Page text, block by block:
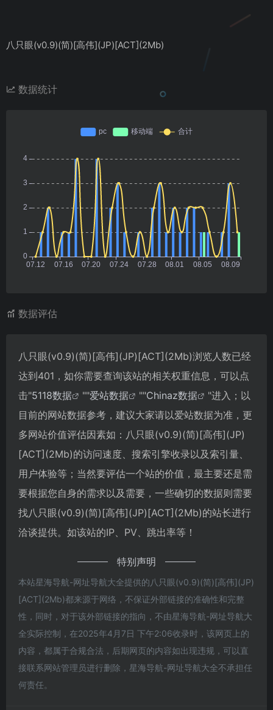
八只眼(v0.9)(简)[高伟](JP)[ACT](2Mb)
数据统计
数据评估
八只眼(v0.9)(简)[高伟](JP)[ACT](2Mb)浏览人数已经
达到401，如你需要查询该站的相关权重信息，可以点
击"5118数据 ""爱站数据 ""Chinaz数据
"进入；以
目前的网站数据参考，建议大家请以爱站数据为准，更
多网站价值评估因素如：八只眼(v0.9)(简)[高伟](JP)
[ACT](2Mb)的访问速度、搜索引擎收录以及索引量、
用户体验等；当然要评估一个站的价值，最主要还是需
要根据您自身的需求以及需要，一些确切的数据则需要
找八只眼(v0.9)(简)[高伟](JP)[ACT](2Mb)的站长进行
洽谈提供。如该站的IP、PV、跳出率等！
特别声明
本站星海导航-网址导航大全提供的八只眼(v0.9)(简)[高伟](JP)
[ACT](2Mb)都来源于网络，不保证外部链接的准确性和完整
性，同时，对于该外部链接的指向，不由星海导航-网址导航大
全实际控制，在2025年4月7日 下午2:06收录时，该网页上的
内容，都属于合规合法，后期网页的内容如出现违规，可以直
接联系网站管理员进行删除，星海导航-网址导航大全不承担任
何责任。